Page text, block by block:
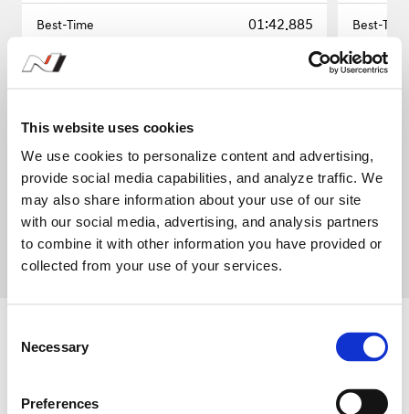
This website uses cookies
We use cookies to personalize content and advertising,
provide social media capabilities, and analyze traffic. We
may also share information about your use of our site
with our social media, advertising, and analysis partners
to combine it with other information you have provided or
collected from your use of your services.
Necessary
Preferences
01:42.885
7
1
첨부 파일